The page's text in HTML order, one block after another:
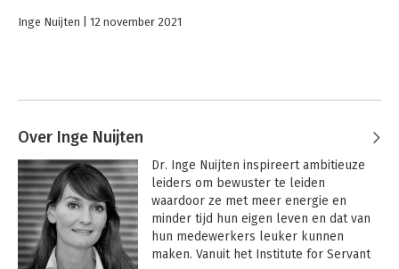
Inge Nuijten 12 november 2021
Over Inge Nuijten
Dr. Inge Nuijten inspireert ambitieuze
leiders om bewuster te leiden
waardoor ze met meer energie en
minder tijd hun eigen leven en dat van
hun medewerkers leuker kunnen
maken. Vanuit het Institute for Servant